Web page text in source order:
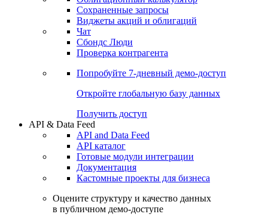
Сохраненные запросы
Виджеты акций и облигаций
Чат
Сбондс Люди
Проверка контрагента
Попробуйте 7-дневный демо-доступ
Откройте глобальную базу данных
Получить доступ
API & Data Feed
API and Data Feed
API каталог
Готовые модули интеграции
Документация
Кастомные проекты для бизнеса
Оцените структуру и качество данных
в публичном демо-доступе